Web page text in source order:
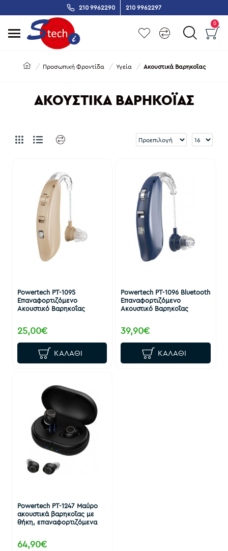
210 9962290 210 9962297
0
Προσωπική Φροντίδα Υγεία Ακουστικά Βαρηκοΐας
ΑΚΟΥΣΤΙΚΆ ΒΑΡΗΚΟΪ́ΑΣ
Powertech PT-1095
Επαναφορτιζόμενο
Ακουστικό Βαρηκοΐας
25,00€
ΚΑΛΆΘΙ
Powertech PT-1096 Bluetooth
Επαναφορτιζόμενο
Ακουστικό Βαρηκοΐας
39,90€
ΚΑΛΆΘΙ
Powertech PT-1247 Μαύρο
ακουστικά βαρηκοΐας με
θήκη, επαναφορτιζόμενα
64,90€